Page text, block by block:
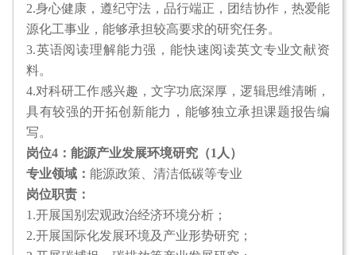
2.身心健康，遵纪守法，品行端正，团结协作，热爱能
源化工事业，能够承担较高要求的研究任务。
3.英语阅读理解能力强，能快速阅读英文专业文献资
料。
4.对科研工作感兴趣，文字功底深厚，逻辑思维清晰，
具有较强的开拓创新能力，能够独立承担课题报告编
写。
岗位4：能源产业发展环境研究（1人）
专业领域： 能源政策、清洁低碳等专业
岗位职责：
1.开展国别宏观政治经济环境分析；
2.开展国际化发展环境及产业形势研究；